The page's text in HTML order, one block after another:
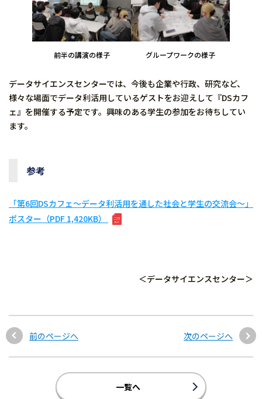
前半の講演の様子 グループワークの様子
データサイエンスセンターでは、今後も企業や行政、研究など、
様々な場面でデータ利活用しているゲストをお迎えして『DSカフ
ェ』を開催する予定です。興味のある学生の参加をお待ちしてい
ます。
参考
「第6回DSカフェ～データ利活用を通した社会と学生の交流会～」
ポスター（PDF 1,420KB）
＜データサイエンスセンター＞
前のページへ 次のページへ
一覧へ